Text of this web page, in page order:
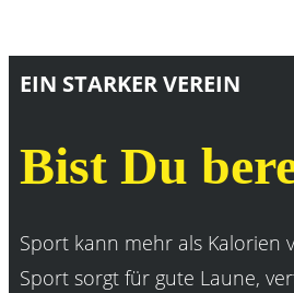
EIN STARKER VEREIN
Bist Du
Sport kann mehr als Kalorien
Sport sorgt für gute Laune,